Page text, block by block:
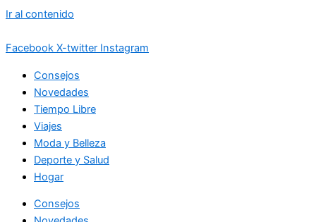
Ir al contenido
Facebook X-twitter Instagram
Consejos
Novedades
Tiempo Libre
Viajes
Moda y Belleza
Deporte y Salud
Hogar
Consejos